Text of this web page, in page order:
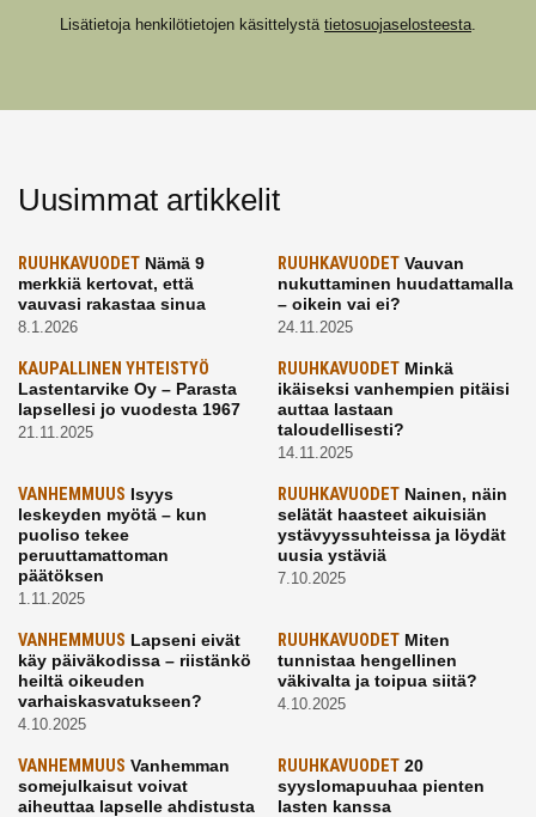
Lisätietoja henkilötietojen käsittelystä tietosuojaselosteesta
Uusimmat artikkelit
RUUHKAVUODET Nämä 9
merkkiä kertovat, että
vauvasi rakastaa sinua
8.1.2026
RUUHKAVUODETVauvan
nukuttaminen huudattamalla
– oikein vai ei?
24.11.2025
KAUPALLINEN YHTEISTYÖ
Lastentarvike Oy – Parasta
lapsellesi jo vuodesta 1967
21.11.2025
RUUHKAVUODETMinkä
ikäiseksi vanhempien pitäisi
auttaa lastaan
taloudellisesti?
14.11.2025
VANHEMMUUS Isyys
leskeyden myötä – kun
puoliso tekee
peruuttamattoman
päätöksen
1.11.2025
RUUHKAVUODETNainen, näin
selätät haasteet aikuisiän
ystävyyssuhteissa ja löydät
uusia ystäviä
7.10.2025
VANHEMMUUS Lapseni eivät
käy päiväkodissa – riistänkö
heiltä oikeuden
varhaiskasvatukseen?
4.10.2025
RUUHKAVUODETMiten
tunnistaa hengellinen
väkivalta ja toipua siitä?
4.10.2025
VANHEMMUUS Vanhemman
somejulkaisut voivat
aiheuttaa lapselle ahdistusta
RUUHKAVUODET20
syyslomapuuhaa pienten
lasten kanssa